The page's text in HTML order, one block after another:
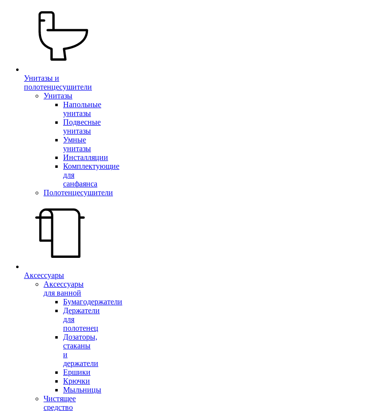
Унитазы и
полотенцесушители
Унитазы
Напольные
унитазы
Подвесные
унитазы
Умные
унитазы
Инсталляции
Комплектующие
для
санфаянса
Полотенцесушители
Аксессуары
Аксессуары
для ванной
Бумагодержатели
Держатели
для
полотенец
Дозаторы,
стаканы
и
держатели
Ершики
Крючки
Мыльницы
Чистящее
средство